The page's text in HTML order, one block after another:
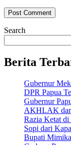
Search
Berita
Gubernur
DPR Papua
Gubernur
AKHLAK dan
Razia Ketat di
Sopi dari
Bupati